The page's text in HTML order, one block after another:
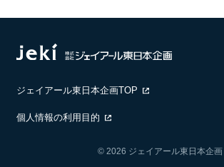
ジェイアール東日本企画TOP
個人情報の利用目的
© 2026 ジェイアール東日本企画